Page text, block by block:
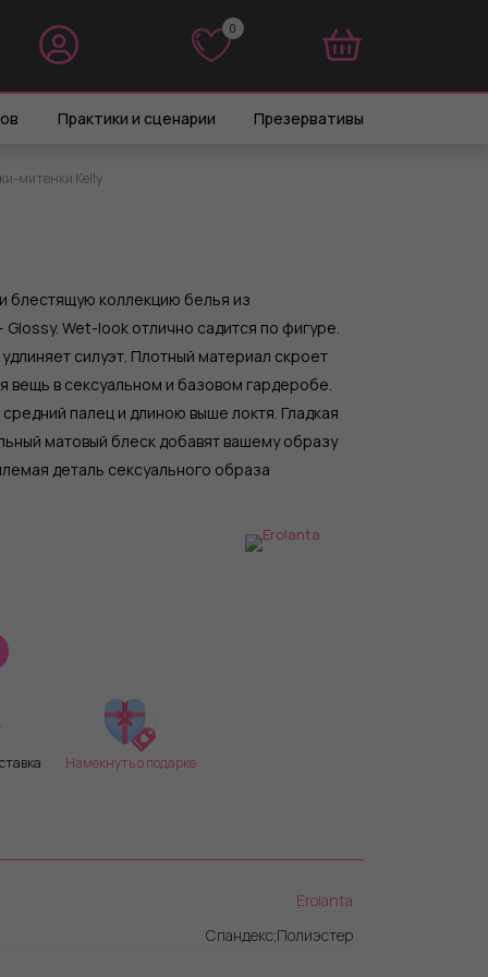
0
Практики и сценарии Презервативы
митенки Kelly
блестящую коллекцию белья из
Wet-look отлично садится по фигуре.
силуэт. Плотный материал скроет
вещь в сексуальном и базовом гардеробе.
палец и длиною выше локтя. Гладкая
матовый блеск добавят вашему образу
деталь сексуального образа
Намекнуть о подарке
Erolanta
Спандекс;Полиэстер